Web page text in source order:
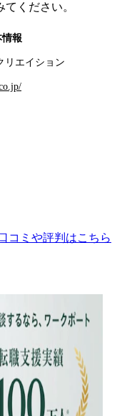
ください。
情報
リエイション
コミや評判はこちら